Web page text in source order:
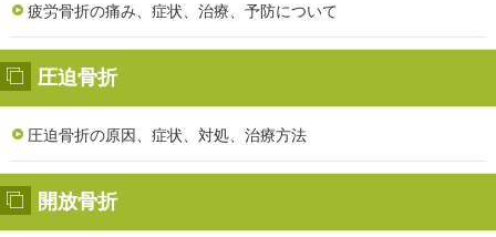
疲労骨折の痛み、症状、治療、予防について
圧迫骨折
圧迫骨折の原因、症状、対処、治療方法
開放骨折